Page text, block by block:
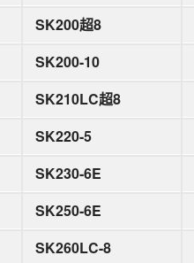
SK200超8
SK200-10
SK210LC超8
SK220-5
SK230-6E
SK250-6E
SK260LC-8